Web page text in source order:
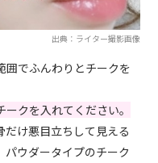
出典：ライター撮影画像
囲でふんわりとチークを
クを入れてください。
だけ悪目立ちして見える
ウダータイプのチーク